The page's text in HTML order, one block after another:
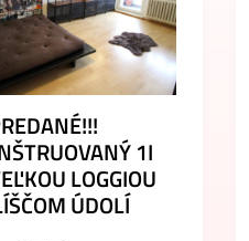
1I
LOGGIOU
ÚDOLÍ